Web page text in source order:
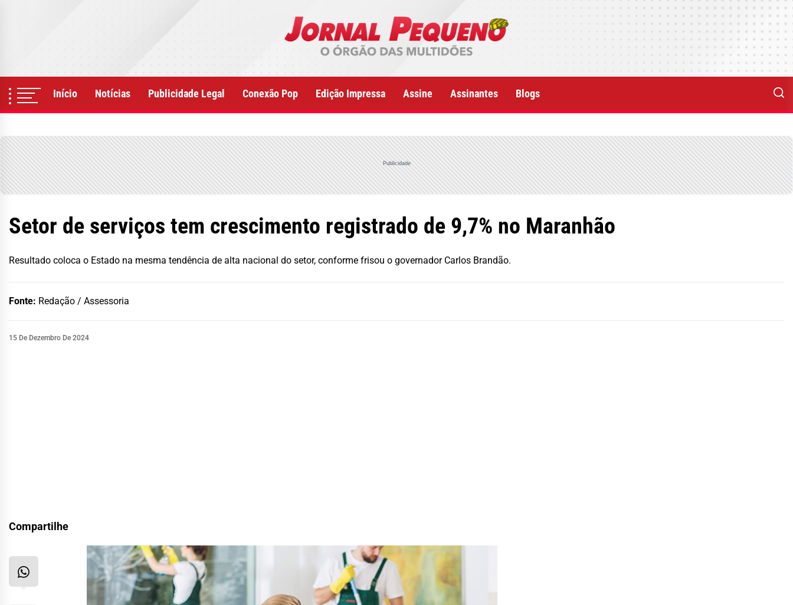
Início Notícias Publicidade Legal Conexão Pop Edição Impressa Assine Assinantes Blogs
Publicidade
Setor de serviços tem crescimento registrado de 9,7% no Maranhão
Resultado coloca o Estado na mesma tendência de alta nacional do setor, conforme frisou o governador Carlos Brandão.
Fonte: Redação / Assessoria
15 De Dezembro De 2024
Compartilhe